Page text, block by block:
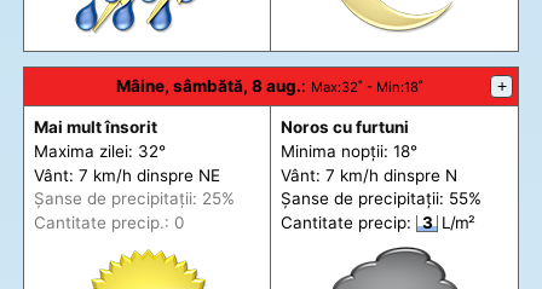
Mâine, sâmbătă, 8 aug.: Max:32˚ - Min:18˚ +
Mai mult însorit
Maxima zilei: 32°
Vânt: 7 km/h dinspre NE
Șanse de precipitații: 25%
Cantitate precip.: 0
Noros cu furtuni
Minima nopții: 18°
Vânt: 7 km/h dinspre N
Șanse de precipitații: 55%
Cantitate precip:
3 L/m²